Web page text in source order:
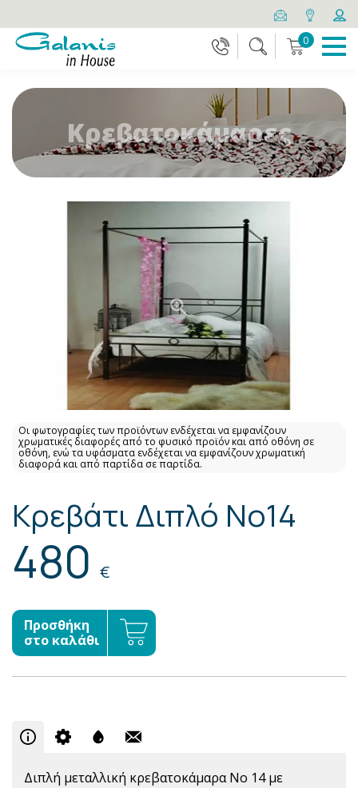
0
Κρεβατοκάμαρες
Οι φωτογραφίες των προϊόντων ενδέχεται να εμφανίζουν
χρωματικές διαφορές από το φυσικό προϊόν και από οθόνη σε
οθόνη, ενώ τα υφάσματα ενδέχεται να εμφανίζουν χρωματική
διαφορά και από παρτίδα σε παρτίδα.
Κρεβάτι Διπλό No14
480 €
Προσθήκη
στο καλάθι
Διπλή μεταλλική κρεβατοκάμαρα Νο 14 με